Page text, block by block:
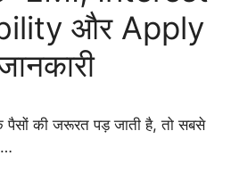
और Apply
की जरूरत पड़ जाती है, तो सबसे
…